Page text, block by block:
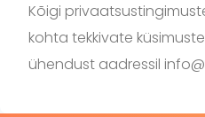
Kõigi
kohta tekkivate
ühendust aadressil